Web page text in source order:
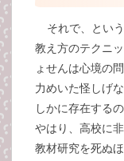
それで、とい
教え方のテクニ
ょせんは心境の
力めいた怪しげ
しかに存在するの
やはり、高校に
教材研究を死ぬ